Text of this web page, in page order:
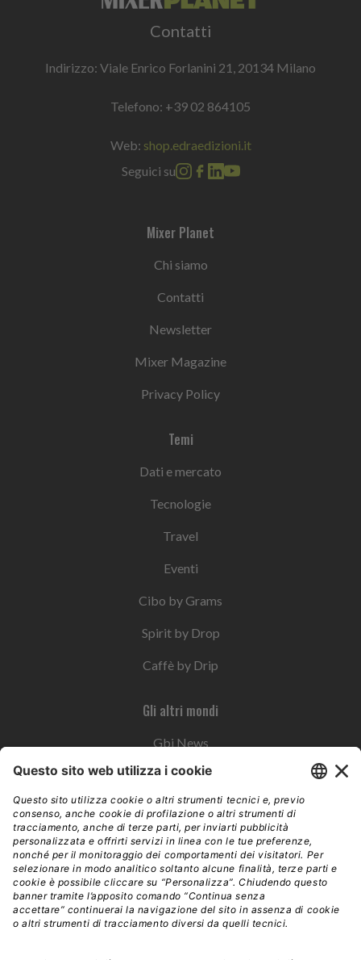
Contatti
Indirizzo: Viale Enrico Forlanini 21, 20134 Milano
Telefono: +39 02 864105
Web: shop.edraedizioni.it
Seguici su
Mixer Planet
Chi siamo
Contatti
Newsletter
Mixer Magazine
Privacy Policy
Temi
Dati e mercato
Tecnologie
Travel
Eventi
Cibo by Grams
Spirit by Drop
Caffè by Drip
Gli altri mondi
Gbi News
Instoremag
Esplora il gruppo
Edra Edizioni
Edizioni LSWR
LSWR Group